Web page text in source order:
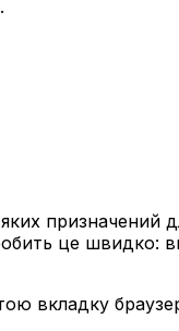
призначений
це
вкладку